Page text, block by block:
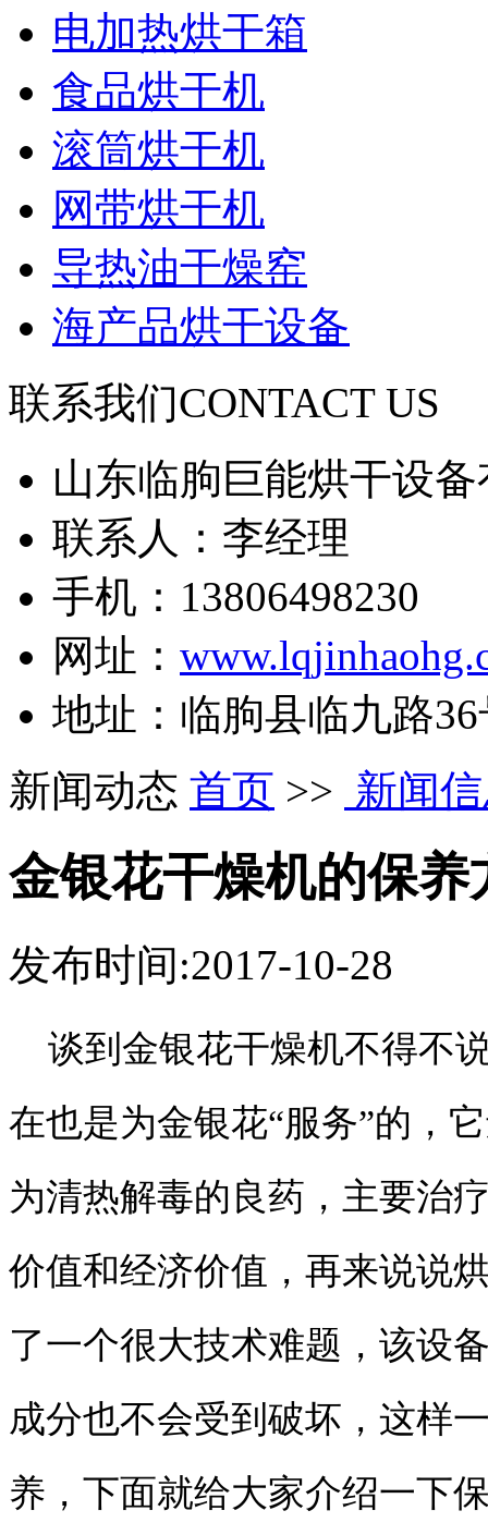
电加热烘干箱
食品烘干机
滚筒烘干机
网带烘干机
导热油干燥窑
海产品烘干设备
联系我们CONTACT US
山东临朐巨能烘干设
联系人：李经理
手机：13806498230
网址：
地址：临朐县临九路36
新闻动态 首页 >> 新闻
金银花干燥机的保养
发布时间:2017-10-28
谈到金银花干燥机不得不
在也是为金银花“服务”的，
为清热解毒的良药，主要治
价值和经济价值，再来说说
了一个很大技术难题，该设
成分也不会受到破坏，这样
养，下面就给大家介绍一下